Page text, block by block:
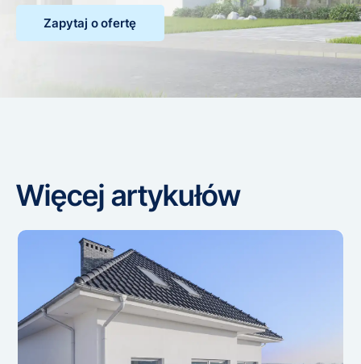
Zapytaj o ofertę
Więcej artykułów